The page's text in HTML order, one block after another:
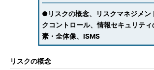
●リスクの概念、リスクマネジメン
クコントロール、情報セキュリティ
素・全体像、ISMS
リスクの概念